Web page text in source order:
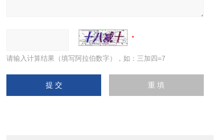
请输入计算结果（填写阿拉伯数字），如：三加四=7